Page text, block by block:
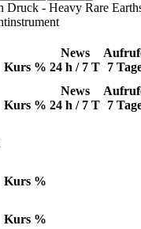
Druck - Heavy Rare
Kurs %
News
24 h / 7 T 7
Kurs %
News
24 h / 7 T 7
Kurs %
Kurs %